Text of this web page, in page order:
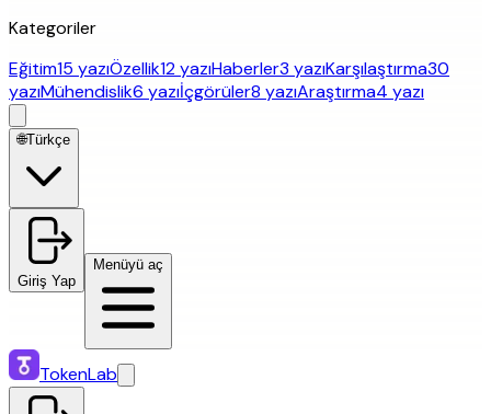
Kategoriler
Eğitim15 yazıÖzellik12 yazıHaberler3 yazıKarşılaştırma30
yazıMühendislik6 yazıİçgörüler8 yazıAraştırma4 yazı
🌐Türkçe
Giriş Yap
Menüyü aç
TokenLab